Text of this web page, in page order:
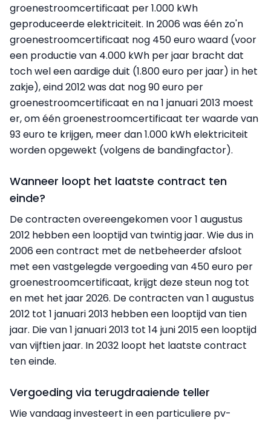
groenestroomcertificaat per 1.000 kWh
geproduceerde elektriciteit. In 2006 was één zo'n
groenestroomcertificaat nog 450 euro waard (voor
een productie van 4.000 kWh per jaar bracht dat
toch wel een aardige duit (1.800 euro per jaar) in het
zakje), eind 2012 was dat nog 90 euro per
groenestroomcertificaat en na 1 januari 2013 moest
er, om één groenestroomcertificaat ter waarde van
93 euro te krijgen, meer dan 1.000 kWh elektriciteit
worden opgewekt (volgens de bandingfactor).
Wanneer loopt het laatste contract ten
einde?
De contracten overeengekomen voor 1 augustus
2012 hebben een looptijd van twintig jaar. Wie dus in
2006 een contract met de netbeheerder afsloot
met een vastgelegde vergoeding van 450 euro per
groenestroomcertificaat, krijgt deze steun nog tot
en met het jaar 2026. De contracten van 1 augustus
2012 tot 1 januari 2013 hebben een looptijd van tien
jaar. Die van 1 januari 2013 tot 14 juni 2015 een looptijd
van vijftien jaar. In 2032 loopt het laatste contract
ten einde.
Vergoeding via terugdraaiende teller
Wie vandaag investeert in een particuliere pv-